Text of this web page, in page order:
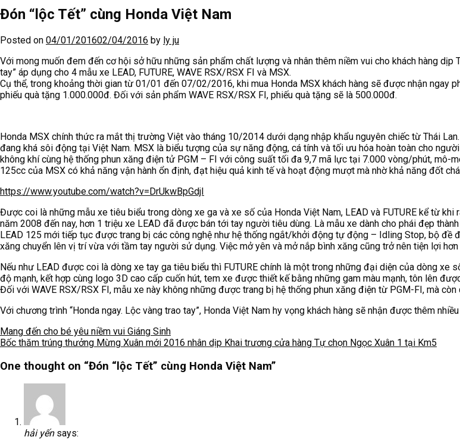
Đón “lộc Tết” cùng Honda Việt Nam
Posted on 04/01/201602/04/2016 by ly ju
Với mong muốn đem đến cơ hội sở hữu những sản phẩm chất lượng và nhân thêm niềm vui cho khách hàng
tay” áp dụng cho 4 mẫu xe LEAD, FUTURE, WAVE RSX/RSX FI và MSX.
Cụ thể, trong khoảng thời gian từ 01/01 đến 07/02/2016, khi mua Honda MSX khách hàng sẽ được nhận ngay
phiếu quà tặng 1.000.000đ. Đối với sản phẩm WAVE RSX/RSX FI, phiếu quà tặng sẽ là 500.000đ.
Honda MSX chính thức ra mắt thị trường Việt vào tháng 10/2014 dưới dạng nhập khẩu nguyên chiếc từ Thái
đang khá sôi động tại Việt Nam. MSX là biểu tượng của sự năng động, cá tính và tối ưu hóa hoàn toàn cho
không khí cùng hệ thống phun xăng điện tử PGM – FI với công suất tối đa 9,7 mã lực tại 7.000 vòng/phút,
125cc của MSX có khả năng vận hành ổn định, đạt hiệu quả kinh tế và hoạt động mượt mà nhờ khả năng đốt
https://www.youtube.com/watch?v=DrUkwBpGdjI
Được coi là những mẫu xe tiêu biểu trong dòng xe ga và xe số của Honda Việt Nam, LEAD và FUTURE kể từ
năm 2008 đến nay, hơn 1 triệu xe LEAD đã được bán tới tay người tiêu dùng. Là mẫu xe dành cho phái đẹp
LEAD 125 mới tiếp tục được trang bị các công nghệ như hệ thống ngắt/khởi động tự động – Idling Stop, bộ đề
xăng chuyển lên vị trí vừa với tầm tay người sử dụng. Việc mở yên và mở nắp bình xăng cũng trở nên tiện lợi
Nếu như LEAD được coi là dòng xe tay ga tiêu biểu thì FUTURE chính là một trong những đại diện của dòng xe
độ mạnh, kết hợp cùng logo 3D cao cấp cuốn hút, tem xe được thiết kế bằng những gam màu mạnh, tôn lên
Đối với WAVE RSX/RSX FI, mẫu xe này không những được trang bị hệ thống phun xăng điện từ PGM-FI, mà
Với chương trình “Honda ngay. Lộc vàng trao tay”, Honda Việt Nam hy vọng khách hàng sẽ nhận được thêm
Mang đến cho bé yêu niềm vui Giáng Sinh
Bốc thăm trúng thưởng Mừng Xuân mới 2016 nhân dịp Khai trương cửa hàng Tự chọn Ngọc Xuân 1 tại Km5
One thought on “Đón “lộc Tết” cùng Honda Việt Nam”
hải yến says: